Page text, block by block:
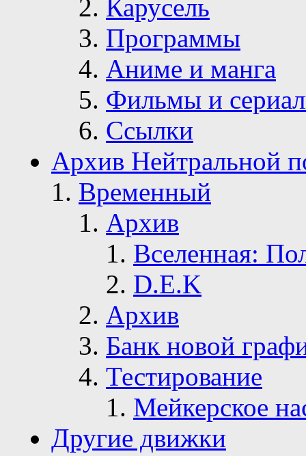
Карусель
Программы
Аниме и манга
Фильмы и
Ссылки
Архив Нейтральной
Временный
Архив
Вселенная:
D.E.K
Архив
Банк новой
Тестирование
Мейкерское
Другие движки